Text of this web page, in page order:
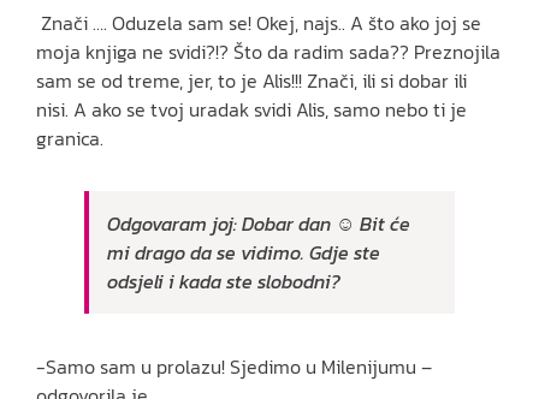
Znači …. Oduzela sam se! Okej, najs.. A što ako joj se
moja knjiga ne svidi?!? Što da radim sada?? Preznojila
sam se od treme, jer, to je Alis!!! Znači, ili si dobar ili
nisi. A ako se tvoj uradak svidi Alis, samo nebo ti je
granica.
Odgovaram joj: Dobar dan ☺ Bit će
mi drago da se vidimo. Gdje ste
odsjeli i kada ste slobodni?
-Samo sam u prolazu! Sjedimo u Milenijumu –